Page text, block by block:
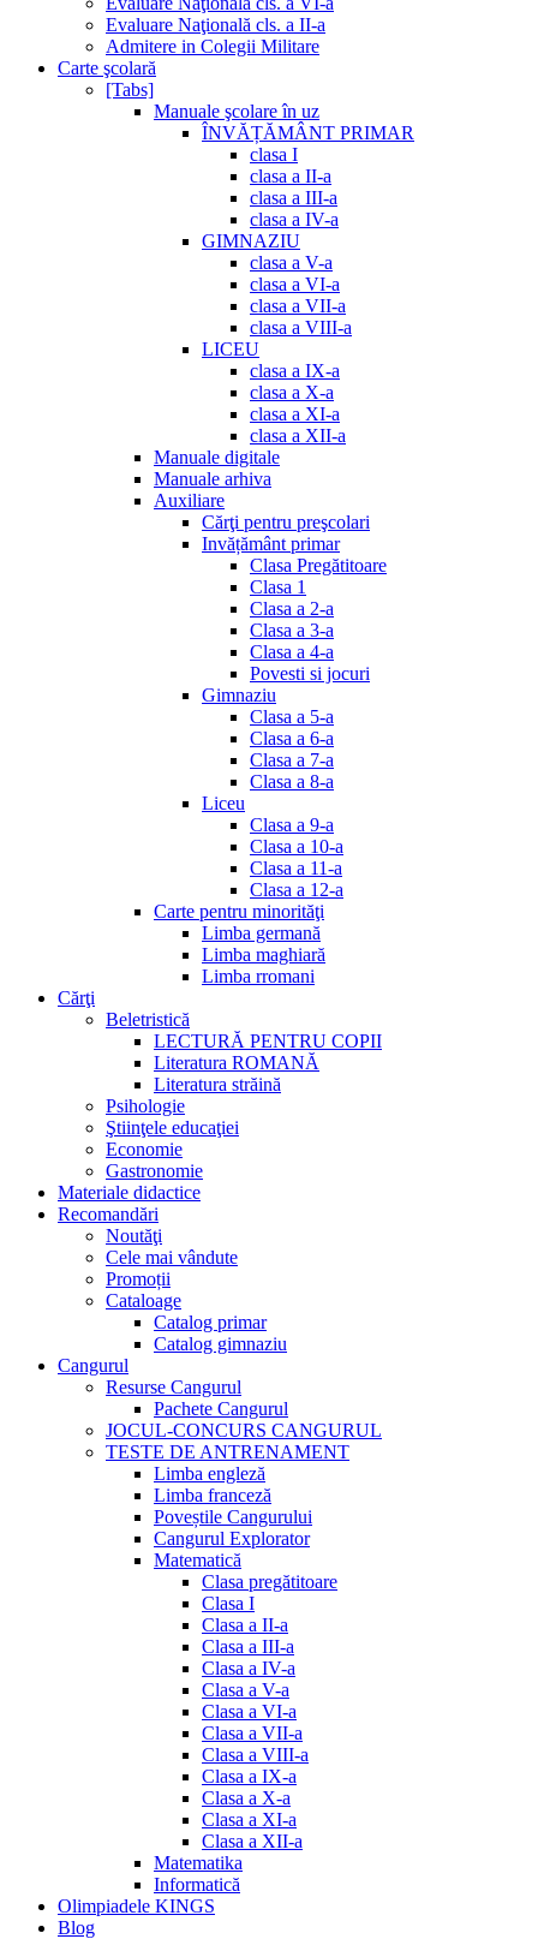
Evaluare Naţională cls. a II-a
Admitere in Colegii Militare
Carte şcolară
[Tabs]
Manuale şcolare în uz
ÎNVĂȚĂMÂNT PRIMAR
clasa I
clasa a II-a
clasa a III-a
clasa a IV-a
GIMNAZIU
clasa a V-a
clasa a VI-a
clasa a VII-a
clasa a VIII-a
LICEU
clasa a IX-a
clasa a X-a
clasa a XI-a
clasa a XII-a
Manuale digitale
Manuale arhiva
Auxiliare
Cărţi pentru preşcolari
Invățământ primar
Clasa Pregătitoare
Clasa 1
Clasa a 2-a
Clasa a 3-a
Clasa a 4-a
Povesti si jocuri
Gimnaziu
Clasa a 5-a
Clasa a 6-a
Clasa a 7-a
Clasa a 8-a
Liceu
Clasa a 9-a
Clasa a 10-a
Clasa a 11-a
Clasa a 12-a
Carte pentru minorităţi
Limba germană
Limba maghiară
Limba rromani
Cărţi
Beletristică
LECTURĂ PENTRU COPII
Literatura ROMANĂ
Literatura străină
Psihologie
Ştiinţele educaţiei
Economie
Gastronomie
Materiale didactice
Recomandări
Noutăţi
Cele mai vândute
Promoții
Cataloage
Catalog primar
Catalog gimnaziu
Cangurul
Resurse Cangurul
Pachete Cangurul
JOCUL-CONCURS CANGURUL
TESTE DE ANTRENAMENT
Limba engleză
Limba franceză
Poveștile Cangurului
Cangurul Explorator
Matematică
Clasa pregătitoare
Clasa I
Clasa a II-a
Clasa a III-a
Clasa a IV-a
Clasa a V-a
Clasa a VI-a
Clasa a VII-a
Clasa a VIII-a
Clasa a IX-a
Clasa a X-a
Clasa a XI-a
Clasa a XII-a
Matematika
Informatică
Olimpiadele KINGS
Blog